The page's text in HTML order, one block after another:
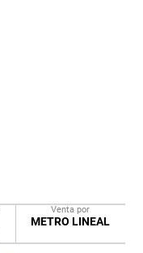
Venta por
METRO LINEAL